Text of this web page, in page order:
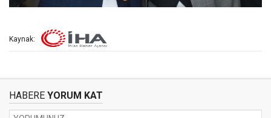
Kaynak:
HABERE YORUM KAT